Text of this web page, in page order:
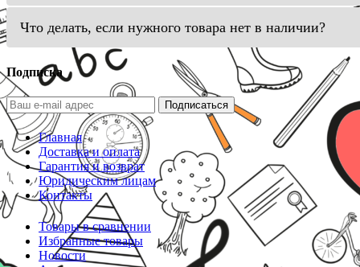
Что делать, если нужного товара нет в наличии?
Подписка
Подписаться
Главная
Доставка и оплата
Гарантия и возврат
Юридическим лицам
Контакты
Товары в сравнении
Избранные товары
Новости